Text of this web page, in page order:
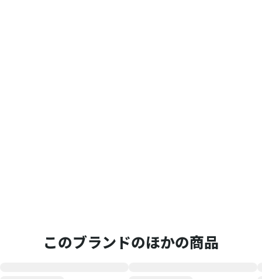
このブランドのほかの商品